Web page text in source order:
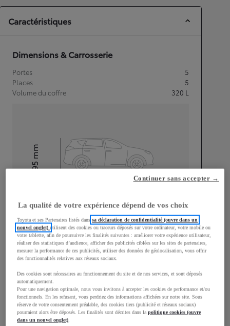
Caractéristiques
Dimensions & Carrosserie
Portes
5
Places
5
Volume du coffre
320 L
Hauteur
1 595
mm
1 765 mm
Consommation mixte
La qualité de votre expérience dépend de vos choix
Toyota et ses Partenaires listés danssa déclaration de confidentialité (ouvre dans un
nouvel onglet)utilisent des cookies ou traceurs déposés sur votre ordinateur, votre mobile ou
votre tablette, afin de poursuivre les finalités suivantes : améliorer votre expérience utilisateur,
réaliser des statistiques d’audience, afficher des publicités ciblées sur les sites de partenaires,
mesurer la performance de ces publicités, utiliser des données de géolocalisation, vous offrir
des fonctionnalités relatives aux réseaux sociaux.
Des cookies sont nécessaires au fonctionnement du site et de nos services, et sont déposés
automatiquement.
Pour une navigation optimale, nous vous invitons à accepter les cookies de performance et/ou
fonctionnels. En les refusant, vous perdriez des informations affichées sur notre site. Sous
réserve de votre consentement préalable, des cookies tiers (publicité et réseaux sociaux)
pourraient alors être déposés. Les finalités sont décrites dans lapolitique cookies (ouvre
dans un nouvel onglet).
Continuer sans accepter →